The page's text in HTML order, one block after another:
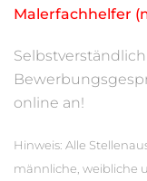
Malerfachhelfer
online an!
Hinweis: Alle
männliche, weibliche